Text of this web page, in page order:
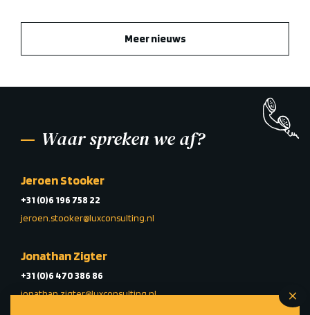
Meer nieuws
Waar spreken we af?
Jeroen Stooker
+31 (0)6 196 758 22
jeroen.stooker@luxconsulting.nl
Jonathan Zigter
+31 (0)6 470 386 86
jonathan.zigter@luxconsulting.nl